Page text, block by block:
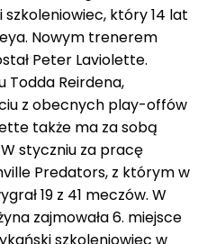
szkoleniowiec, który 14 lat
Nowym trenerem
Peter Laviolette.
Todda Reirdena,
z obecnych play-offów
także ma za sobą
styczniu za pracę
Predators, z którym w
19 z 41 meczów. W
zajmowała 6. miejsce